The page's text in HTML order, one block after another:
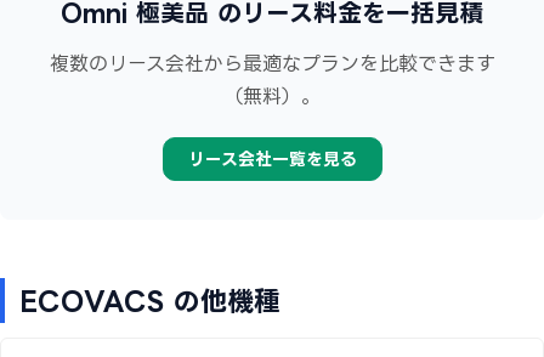
Omni 極美品 のリース料金を一括見積
複数のリース会社から最適なプランを比較できます
（無料）。
リース会社一覧を見る
ECOVACS の他機種